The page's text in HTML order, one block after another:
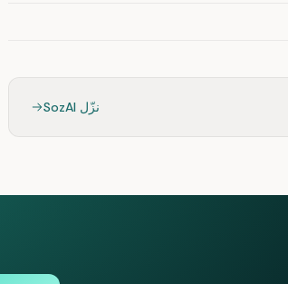
نزّل SozAI